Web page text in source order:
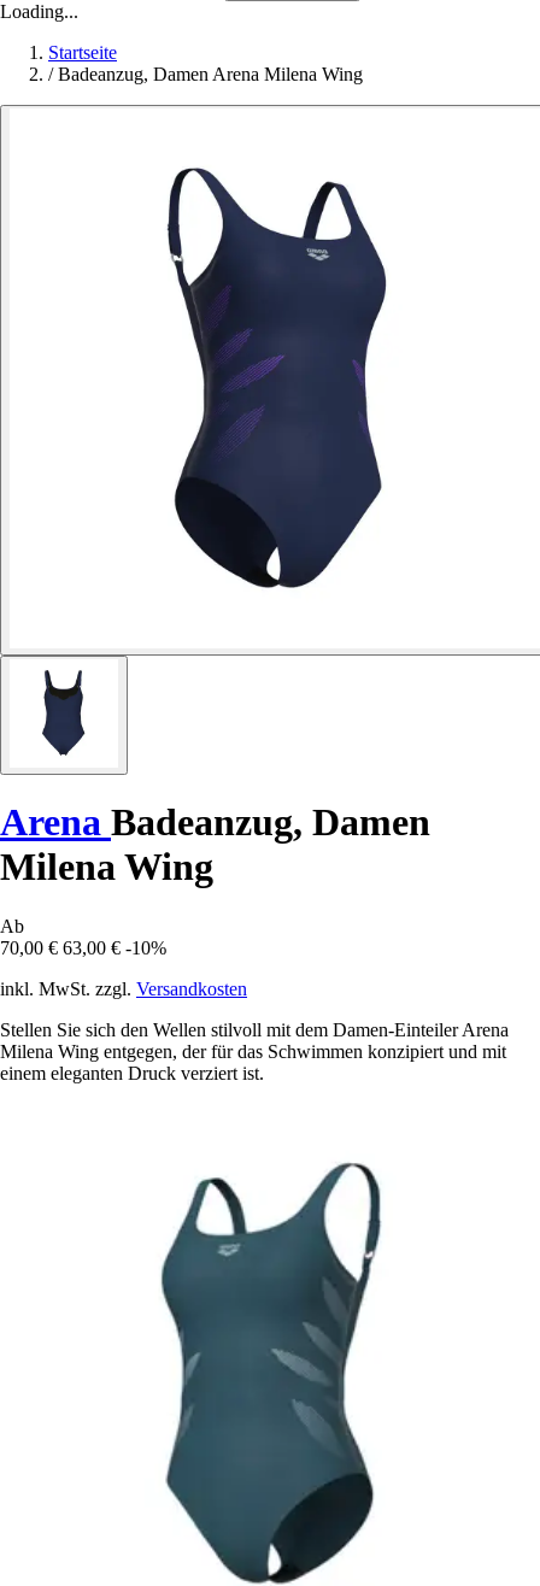
Loading...
Startseite
/ Badeanzug, Damen Arena Milena Wing
Arena Badeanzug, Damen
Milena Wing
Ab
70,00 € 63,00 € -10%
inkl. MwSt. zzgl. Versandkosten
Stellen Sie sich den Wellen stilvoll mit dem Damen-Einteiler Arena
Milena Wing entgegen, der für das Schwimmen konzipiert und mit
einem eleganten Druck verziert ist.